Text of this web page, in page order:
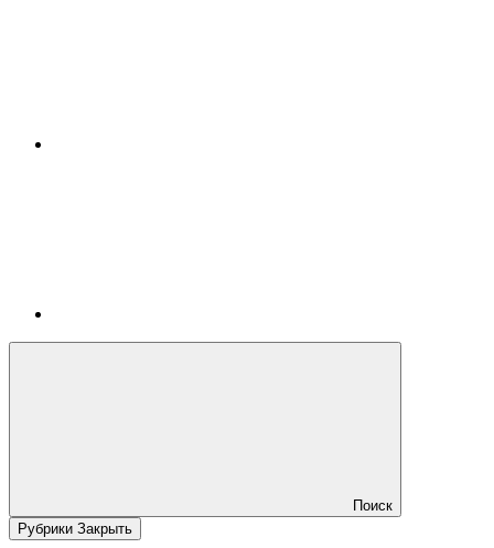
Поиск
Рубрики Закрыть